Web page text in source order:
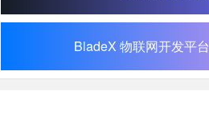
BladeX 物联网开发平台